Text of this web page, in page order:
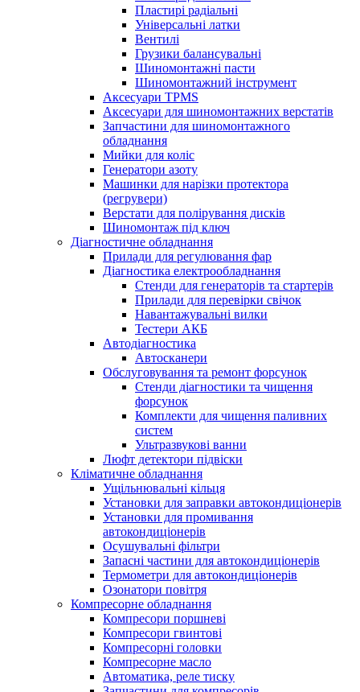
Пластирі радіальні
Універсальні латки
Вентилі
Грузики балансувальні
Шиномонтажні пасти
Шиномонтажний інструмент
Аксесуари TPMS
Аксесуари для шиномонтажних верстатів
Запчастини для шиномонтажного
обладнання
Мийки для коліс
Генератори азоту
Машинки для нарізки протектора
(регрувери)
Верстати для полірування дисків
Шиномонтаж під ключ
Діагностичне обладнання
Прилади для регулювання фар
Діагностика електрообладнання
Стенди для генераторів та стартерів
Прилади для перевірки свічок
Навантажувальні вилки
Тестери АКБ
Автодіагностика
Автосканери
Обслуговування та ремонт форсунок
Стенди діагностики та чищення
форсунок
Комплекти для чищення паливних
систем
Ультразвукові ванни
Люфт детектори підвіски
Кліматичне обладнання
Ущільнювальні кільця
Установки для заправки автокондиціонерів
Установки для промивання
автокондиціонерів
Осушувальні фільтри
Запасні частини для автокондиціонерів
Термометри для автокондиціонерів
Озонатори повітря
Компресорне обладнання
Компресори поршневі
Компресори гвинтові
Компресорні головки
Компресорне масло
Автоматика, реле тиску